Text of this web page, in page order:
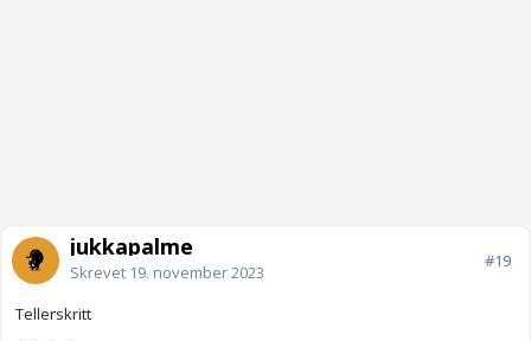
jukkapalme
Skrevet 19. november 2023
#19
Tellerskritt